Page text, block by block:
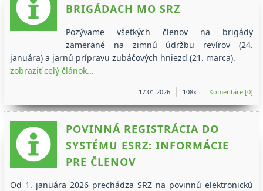
BRIGÁDACH MO SRZ
Pozývame všetkých členov na brigády
zamerané na zimnú údržbu revírov (24.
januára) a jarnú prípravu zubáčových hniezd (21. marca).
zobraziť celý článok...
17.01.2026 108x Komentáre [0]
POVINNÁ REGISTRÁCIA DO
SYSTÉMU ESRZ: INFORMÁCIE
PRE ČLENOV
Od 1. januára 2026 prechádza SRZ na povinnú elektronickú